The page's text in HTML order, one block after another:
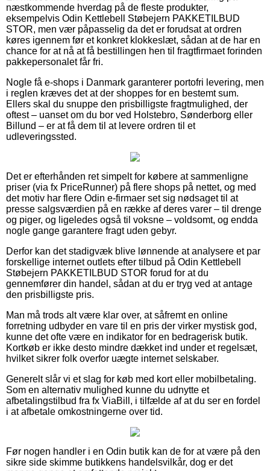
næstkommende hverdag på de fleste produkter,
eksempelvis Odin Kettlebell Støbejern PAKKETILBUD
STOR, men vær påpasselig da det er forudsat at ordren
køres igennem før et konkret klokkeslæt, sådan at de har en
chance for at nå at få bestillingen hen til fragtfirmaet forinden
pakkepersonalet får fri.
Nogle få e-shops i Danmark garanterer portofri levering, men
i reglen kræves det at der shoppes for en bestemt sum.
Ellers skal du snuppe den prisbilligste fragtmulighed, der
oftest – uanset om du bor ved Holstebro, Sønderborg eller
Billund – er at få dem til at levere ordren til et
udleveringssted.
Det er efterhånden ret simpelt for købere at sammenligne
priser (via fx PriceRunner) på flere shops på nettet, og med
det motiv har flere Odin e-firmaer set sig nødsaget til at
presse salgsværdien på en række af deres varer – til drenge
og piger, og ligeledes også til voksne – voldsomt, og endda
nogle gange garantere fragt uden gebyr.
Derfor kan det stadigvæk blive lønnende at analysere et par
forskellige internet outlets efter tilbud på Odin Kettlebell
Støbejern PAKKETILBUD STOR forud for at du
gennemfører din handel, sådan at du er tryg ved at antage
den prisbilligste pris.
Man må trods alt være klar over, at såfremt en online
forretning udbyder en vare til en pris der virker mystisk god,
kunne det ofte være en indikator for en bedragerisk butik.
Kortkøb er ikke desto mindre dækket ind under et regelsæt,
hvilket sikrer folk overfor uægte internet selskaber.
Generelt slår vi et slag for køb med kort eller mobilbetaling.
Som en alternativ mulighed kunne du udnytte et
afbetalingstilbud fra fx ViaBill, i tilfælde af at du ser en fordel
i at afbetale omkostningerne over tid.
Før nogen handler i en Odin butik kan de for at være på den
sikre side skimme butikkens handelsvilkår, dog er det